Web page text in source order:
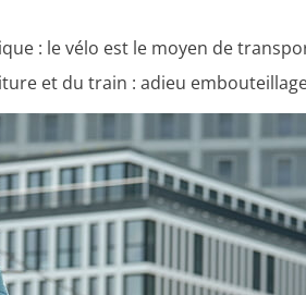
: le vélo est le moyen de
et du train : adieu